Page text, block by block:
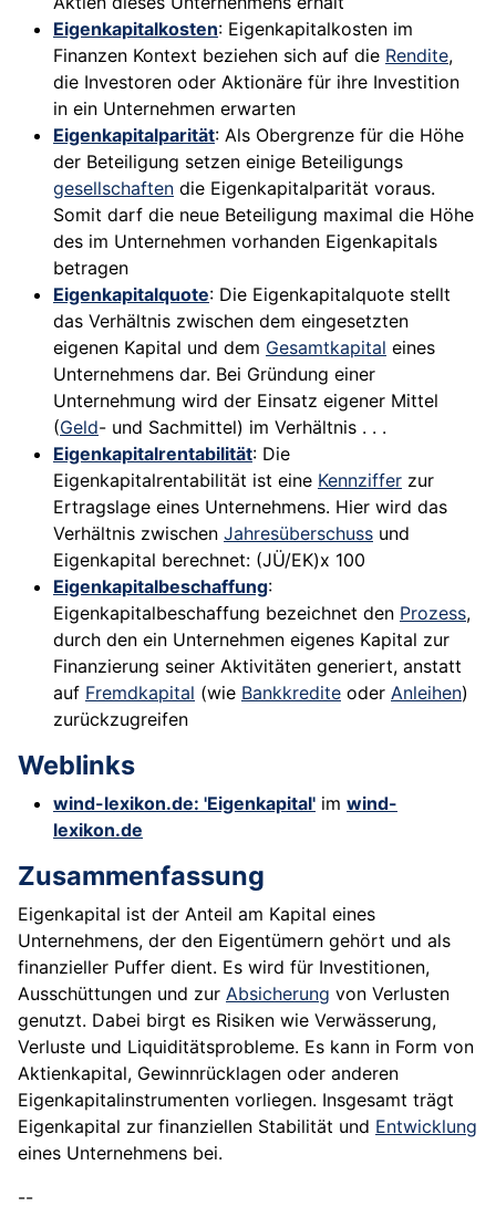
Eigenkapitalkosten: Eigenkapitalkosten im
Finanzen Kontext beziehen sich auf die Rendite,
die Investoren oder Aktionäre für ihre Investition
in ein Unternehmen erwarten
Eigenkapitalparität: Als Obergrenze für die Höhe
der Beteiligung setzen einige Beteiligungs­
gesellschaften die Eigenkapitalparität voraus.
Somit darf die neue Beteiligung maximal die Höhe
des im Unternehmen vorhanden Eigenkapitals
betragen
Eigenkapitalquote: Die Eigenkapitalquote stellt
das Verhältnis zwischen dem eingesetzten
eigenen Kapital und dem Gesamtkapital eines
Unternehmens dar. Bei Gründung einer
Unternehmung wird der Einsatz eigener Mittel
(Geld- und Sachmittel) im Verhältnis . . .
Eigenkapitalrentabilität: Die
Eigenkapitalrentabilität ist eine Kennziffer zur
Ertragslage eines Unternehmens. Hier wird das
Verhältnis zwischen Jahresüberschuss und
Eigenkapital berechnet: (JÜ/EK)x 100
Eigenkapitalbeschaffung:
Eigenkapitalbeschaffung bezeichnet den Prozess,
durch den ein Unternehmen eigenes Kapital zur
Finanzierung seiner Aktivitäten generiert, anstatt
auf Fremdkapital (wie Bankkredite oder Anleihen)
zurückzugreifen
Weblinks
wind-lexikon.de: 'Eigenkapital' im wind-
lexikon.de
Zusammenfassung
Eigenkapital ist der Anteil am Kapital eines
Unternehmens, der den Eigentümern gehört und als
finanzieller Puffer dient. Es wird für Investitionen,
Ausschüttungen und zur Absicherung von Verlusten
genutzt. Dabei birgt es Risiken wie Verwässerung,
Verluste und Liquiditätsprobleme. Es kann in Form von
Aktienkapital, Gewinnrücklagen oder anderen
Eigenkapitalinstrumenten vorliegen. Insgesamt trägt
Eigenkapital zur finanziellen Stabilität und Entwicklung
eines Unternehmens bei.
--